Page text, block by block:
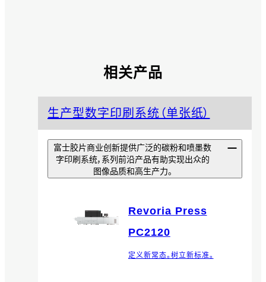
相关产品
生产型数字印刷系统（单张纸）
富士胶片商业创新提供广泛的碳粉和喷墨数
字印刷系统，系列前沿产品有助实现出众的
图像品质和高生产力。
Revoria Press
PC2120
定义新常态。树立新标准。